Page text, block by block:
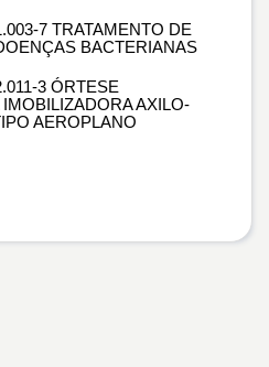
7 TRATAMENTO DE
BACTERIANAS
3 ÓRTESE
AXILO-
AEROPLANO